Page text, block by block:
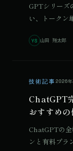
GPTシリーズ
い、トークン
YS 山田 翔太郎
技術記事2026年
ChatGPT
おすすめ
ChatGPTの
ンと有料プラ